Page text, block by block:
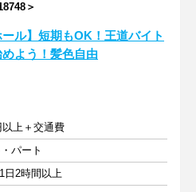
＞
ール】短期もOK！王道バイト
めよう！髪色自由
上＋交通費
パート
日2時間以上